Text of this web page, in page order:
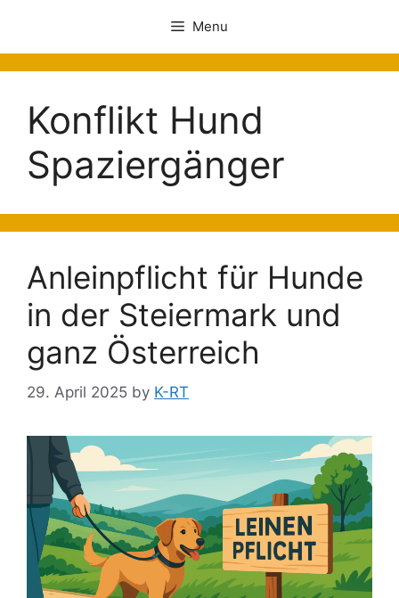
Menu
Konflikt Hund
Spaziergänger
Anleinpflicht für Hunde
in der Steiermark und
ganz Österreich
29. April 2025 by K-RT